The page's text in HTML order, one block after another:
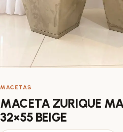
MACETAS
MACETA ZURIQUE
32×55 BEIGE